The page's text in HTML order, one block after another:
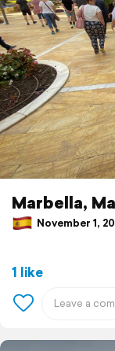
Marbella,
November 1,
1 like